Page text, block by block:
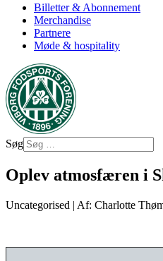
Billetter & Abonnement
Merchandise
Partnere
Møde & hospitality
Søg
Oplev atmosfæren i
Uncategorised | Af: Charlotte